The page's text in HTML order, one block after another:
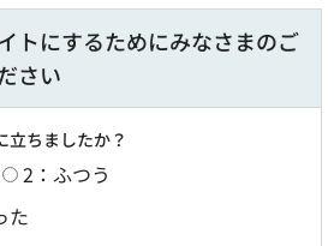
トにするためにみなさまのご
さい
立ちましたか？
2：ふつう
た